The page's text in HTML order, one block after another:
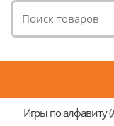
товаров:
Игры по алфавиту